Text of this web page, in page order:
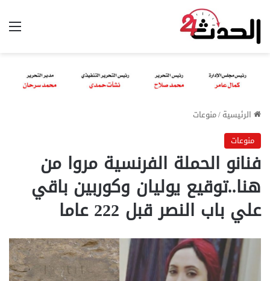
الرئيسية/منوعات
منوعات
فنانو الحملة الفرنسية مروا من
هنا..توقيع يوليان وكوربين باقي
علي باب النصر قبل 222 عاما